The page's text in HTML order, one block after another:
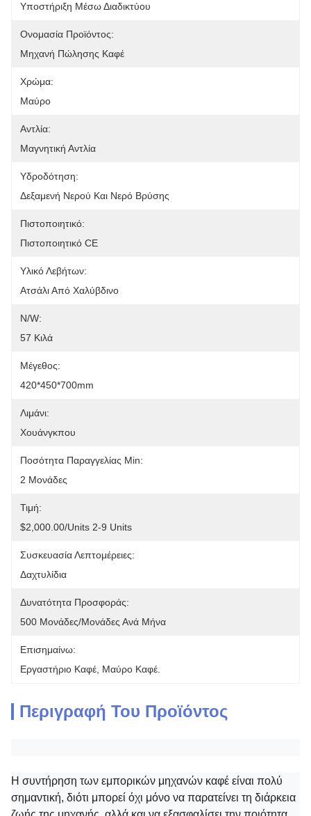
Υποστήριξη Μέσω Διαδικτύου
Ονομασία Προϊόντος:
Μηχανή Πώλησης Καφέ
Χρώμα:
Μαύρο
Αντλία:
Μαγνητική Αντλία
Υδροδότηση:
Δεξαμενή Νερού Και Νερό Βρύσης
Πιστοποιητικό:
Πιστοποιητικό CE
Υλικό Λεβήτων:
Ατσάλι Από Χαλύβδινο
N/W:
57 Κιλά
Μέγεθος:
420*450*700mm
Λιμάνι:
Χουάνγκπου
Ποσότητα Παραγγελίας Min:
2 Μονάδες
Τιμή:
$2,000.00/units 2-9 Units
Συσκευασία Λεπτομέρειες:
Δαχτυλίδια
Δυνατότητα Προσφοράς:
500 Μονάδες/μονάδες Ανά Μήνα
Επισημαίνω:
Εργαστήριο Καφέ Μαύρο Καφέ.
Περιγραφή Του Προϊόντος
Η συντήρηση των εμπορικών μηχανών καφέ είναι πολύ
σημαντική, διότι μπορεί όχι μόνο να παρατείνει τη διάρκεια